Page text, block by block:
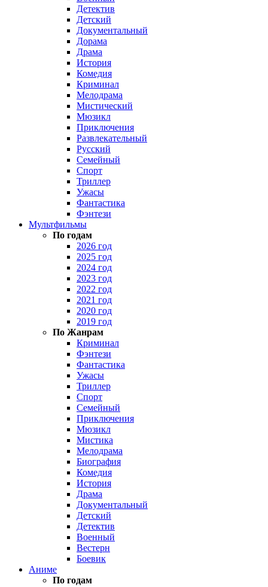
Детектив
Детский
Документальный
Дорама
Драма
История
Комедия
Криминал
Мелодрама
Мистический
Мюзикл
Приключения
Развлекательный
Русский
Семейный
Спорт
Триллер
Ужасы
Фантастика
Фэнтези
Мультфильмы
По годам
2026 год
2025 год
2024 год
2023 год
2022 год
2021 год
2020 год
2019 год
По Жанрам
Криминал
Фэнтези
Фантастика
Ужасы
Триллер
Спорт
Семейный
Приключения
Мюзикл
Мистика
Мелодрама
Биография
Комедия
История
Драма
Документальный
Детский
Детектив
Военный
Вестерн
Боевик
Аниме
По годам